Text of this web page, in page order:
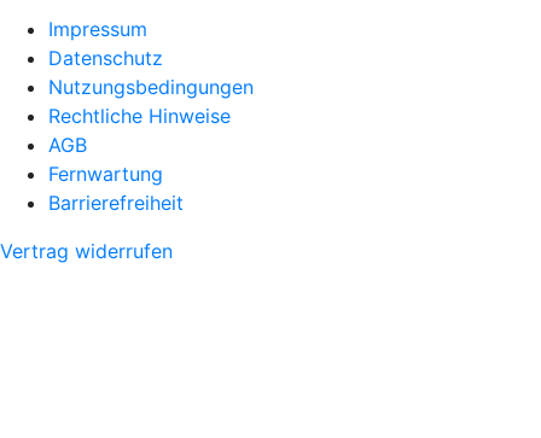
Impressum
Datenschutz
Nutzungsbedingungen
Rechtliche Hinweise
AGB
Fernwartung
Barrierefreiheit
Vertrag widerrufen